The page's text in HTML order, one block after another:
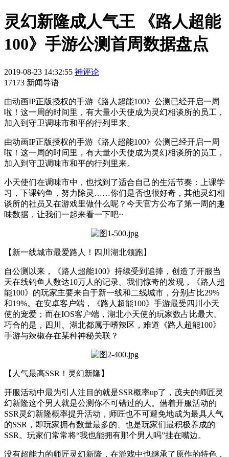
灵幻新隆成人气王 《路人超能
100》手游公测首周数据盘点
2019-08-23 14:32:55 神评论
17173 新闻导语
由动画IP正版授权的手游《路人超能100》公测已经开启一周
啦！这一周的时间里，有大量小天使成为灵幻相谈所的员工，
加入到守卫调味市和平的行列里来。
由动画IP正版授权的手游《路人超能100》公测已经开启一周
啦！这一周的时间里，有大量小天使成为灵幻相谈所的员工，
加入到守卫调味市和平的行列里来。
小天使们在调味市中，也找到了适合自己的生活节奏：上课学
习，下课钓鱼，努力除灵……你们是否也很好奇，其他灵幻相
谈所的社员又在游戏里做什么呢？今天官方公布了第一周的趣
味数据，让我们一起来看一下吧~
【新一线城市最爱路人！四川湖北领跑】
自公测以来，《路人超能100》持续受到追捧，创造了开服当
天在线钓鱼人数达10万人的记录。我们惊奇的发现，《路人超
能100》的玩家主要来自于新一线和二线城市，分别占比29%
和19%。在安卓客户端，《路人超能100》手游最受四川小天
使的宠爱；而在IOS客户端，湖北小天使的玩家数占比最大。
巧合的是，四川、湖北都属于嗜辣区，难道《路人超能100》
手游与辣椒存在某种神秘关联？
【人气最高SSR！灵幻新隆】
开服活动中最为引人注目的就是SSR概率up了，茂夫的师匠灵
幻新隆这个男人就是公测你不可错过的人。借着开服活动的
SSR灵幻新隆概率提升活动，师匠也不可避免地成为最具人气
的SSR，即玩家拥有数量最多的、也是玩家们最积极养成的
SSR。玩家们常常将“我也能拥有那个男人吗”挂在嘴边。
没有超能力的师匠灵幻新隆，在游戏中也继承了原作的特色，